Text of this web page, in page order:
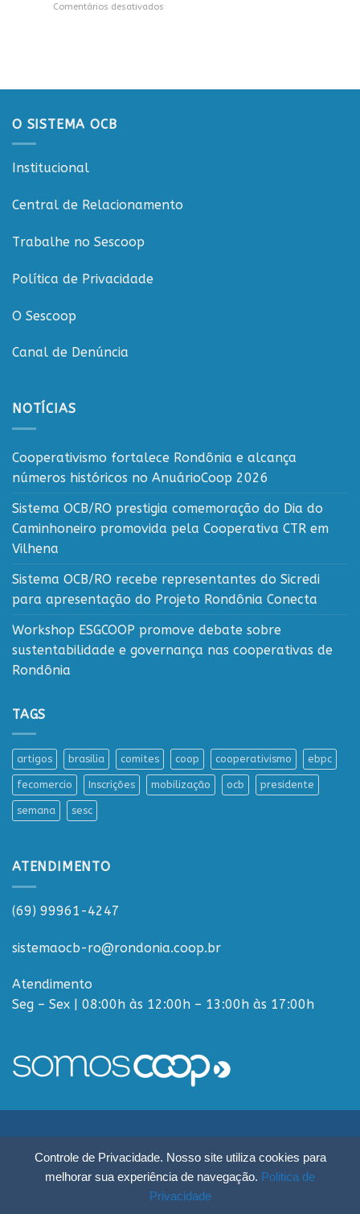
Controle de Privacidade. Nosso site utiliza cookies para
melhorar sua experiência de navegação. Politica de
Privacidade
Rondônia
Comentários desativados
20
cooperativismo
O SISTEMA OCB
Institucional
Central de Relacionamento
Trabalhe no Sescoop
Política de Privacidade
O Sescoop
Canal de Denúncia
NOTÍCIAS
Cooperativismo fortalece Rondônia e alcança
números históricos no AnuárioCoop 2026
Sistema OCB/RO prestigia comemoração do Dia do
Caminhoneiro promovida pela Cooperativa CTR em
Vilhena
Sistema OCB/RO recebe representantes do Sicredi
para apresentação do Projeto Rondônia Conecta
Workshop ESGCOOP promove debate sobre
sustentabilidade e governança nas cooperativas de
Rondônia
TAGS
artigos brasilia comites coop cooperativismo ebpc
fecomercio Inscrições mobilização ocb presidente
semana sesc
ATENDIMENTO
(69) 99961-4247
sistemaocb-ro@rondonia.coop.br
Atendimento
Seg – Sex | 08:00h às 12:00h – 13:00h às 17:00h
Sistema OCB Rondônia © Todos os Direitos Reservados - R. Paulo
Macalão, 4675 - Flodoaldo Pontes Pinto, Porto Velho - RO, 76820-454